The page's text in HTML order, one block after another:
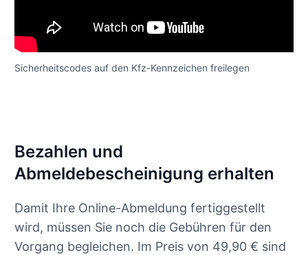
Sicherheitscodes auf den Kfz-Kennzeichen freilegen
Bezahlen und
Abmeldebescheinigung erhalten
Damit Ihre Online-Abmeldung fertiggestellt
wird, müssen Sie noch die Gebühren für den
Vorgang begleichen. Im Preis von 49,90 € sind